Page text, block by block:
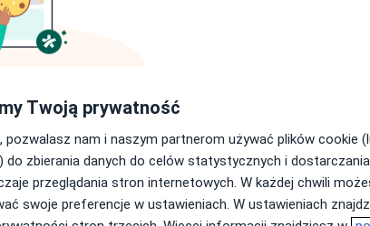
procesu kreowania wizerunku świadomie. Poniżej lista
opieki medycznej. W dalszej części artykułu
które pomogą Ci uniknąć wizerunkowych grzechów i
które często przytrafiają się
Twoją prywatność
pozwalasz nam i naszym partnerom używać plików cookie
do zbierania danych do celów statystycznych i
przeglądania stron internetowych. W każdej chwili
swoje preferencje w ustawieniach. W ustawieniach